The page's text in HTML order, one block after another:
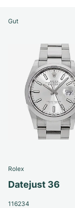
Gut
Rolex
Datejust 36
116234